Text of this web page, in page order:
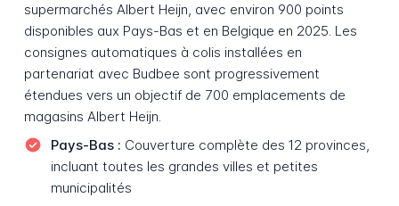
supermarchés Albert Heijn, avec environ 900 points
disponibles aux Pays-Bas et en Belgique en 2025. Les
consignes automatiques à colis installées en
partenariat avec Budbee sont progressivement
étendues vers un objectif de 700 emplacements de
magasins Albert Heijn.
Pays-Bas : Couverture complète des 12 provinces,
incluant toutes les grandes villes et petites
municipalités